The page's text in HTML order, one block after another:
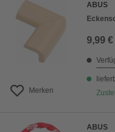
Merken
ABUS
9,99 €
ABUS